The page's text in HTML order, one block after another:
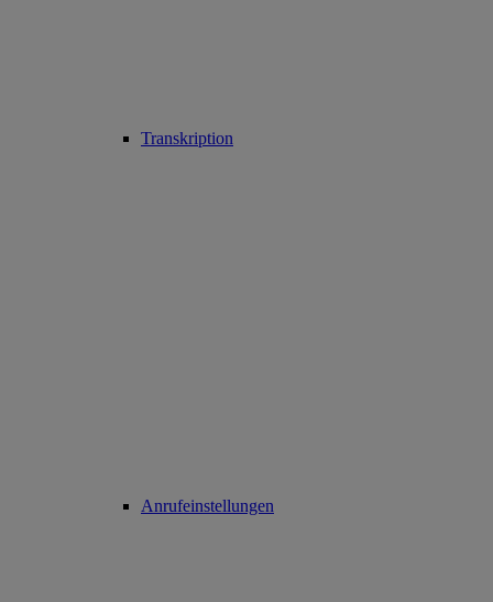
Transkription
Anrufeinstellungen